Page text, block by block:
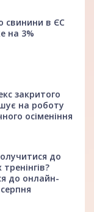
свинини в ЄС
на 3%
закритого
на роботу
осіменіння
до
до онлайн-